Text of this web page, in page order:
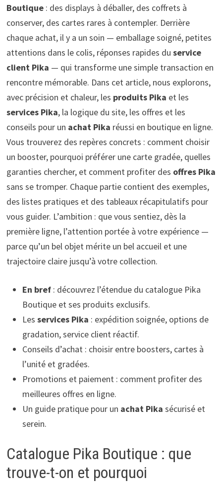
Boutique: des displays à déballer, des coffrets à
conserver, des cartes rares à contempler. Derrière
chaque achat, il y a un soin — emballage soigné, petites
attentions dans le colis, réponses rapides du service
client Pika — qui transforme une simple transaction en
rencontre mémorable. Dans cet article, nous explorons,
avec précision et chaleur, les produits Pika et les
services Pika, la logique du site, les offres et les
conseils pour un achat Pika réussi en boutique en ligne.
Vous trouverez des repères concrets : comment choisir
un booster, pourquoi préférer une carte gradée, quelles
garanties chercher, et comment profiter des offres Pika
sans se tromper. Chaque partie contient des exemples,
des listes pratiques et des tableaux récapitulatifs pour
vous guider. L’ambition : que vous sentiez, dès la
première ligne, l’attention portée à votre expérience —
parce qu’un bel objet mérite un bel accueil et une
trajectoire claire jusqu’à votre collection.
En bref: découvrez l’étendue du catalogue Pika
Boutique et ses produits exclusifs.
Les services Pika : expédition soignée, options de
gradation, service client réactif.
Conseils d’achat : choisir entre boosters, cartes à
l’unité et gradées.
Promotions et paiement : comment profiter des
meilleures offres en ligne.
Un guide pratique pour un achat Pika sécurisé et
serein.
Catalogue Pika Boutique : que
trouve-t-on et pourquoi